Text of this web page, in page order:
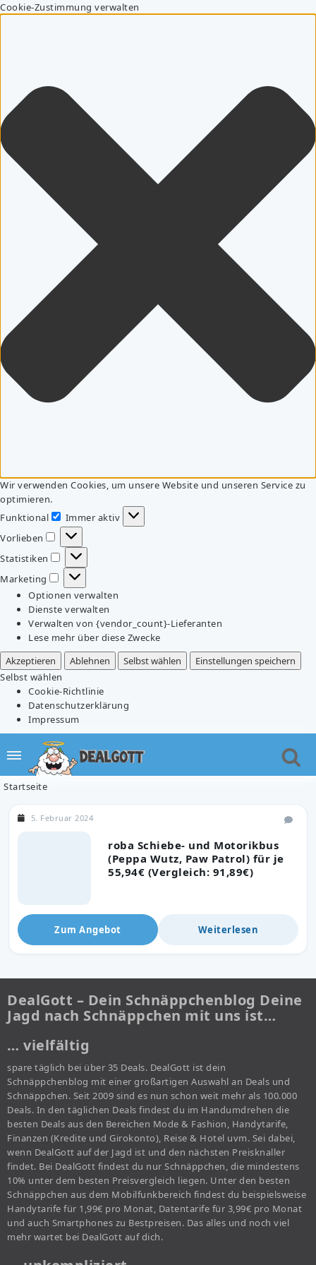
Cookie-Zustimmung verwalten
Wir verwenden Cookies, um unsere Website und unseren Service zu
optimieren.
Funktional
Funktional
Immer aktiv
Vorlieben
Vorlieben
Statistiken
Statistiken
Marketing
Marketing
Optionen verwalten
Dienste verwalten
Verwalten von {vendor_count}-Lieferanten
Lese mehr über diese Zwecke
Akzeptieren
Ablehnen Selbst wählen
Einstellungen speichern
Selbst wählen
Cookie-Richtlinie
Datenschutzerklärung
Impressum
Startseite
roba Schiebe- und Motorikbus
(Peppa Wutz, Paw Patrol) für je
55,94€ (Vergleich: 91,89€)
5. Februar 2024
Zum Angebot Weiterlesen
DealGott – Dein Schnäppchenblog Deine
Jagd nach Schnäppchen mit uns ist…
… vielfältig
spare täglich bei über 35 Deals. DealGott ist dein
Schnäppchenblog mit einer großartigen Auswahl an Deals und
Schnäppchen. Seit 2009 sind es nun schon weit mehr als 100.000
Deals. In den täglichen Deals findest du im Handumdrehen die
besten Deals aus den Bereichen Mode & Fashion, Handytarife,
Finanzen (Kredite und Girokonto), Reise & Hotel uvm. Sei dabei,
wenn DealGott auf der Jagd ist und den nächsten Preisknaller
findet. Bei DealGott findest du nur Schnäppchen, die mindestens
10% unter dem besten Preisvergleich liegen. Unter den besten
Schnäppchen aus dem Mobilfunkbereich findest du beispielsweise
Handytarife für 1,99€ pro Monat, Datentarife für 3,99€ pro Monat
und auch Smartphones zu Bestpreisen. Das alles und noch viel
mehr wartet bei DealGott auf dich.